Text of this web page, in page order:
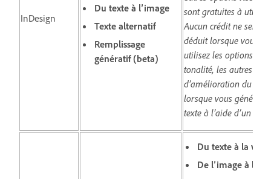
InDesign
Du texte à l’image
Texte alternatif
Remplissage
génératif (beta)
sont gratuites à utiliser.
Aucun crédit ne sera
déduit lorsque vous
utilisez les options de
tonalité, les autres
d’amélioration du
lorsque vous générez
texte à l’aide d’un
Du texte à la
De l’image à la